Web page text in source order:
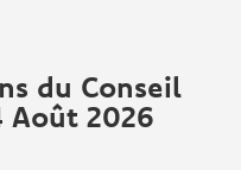
du Conseil
Août 2026